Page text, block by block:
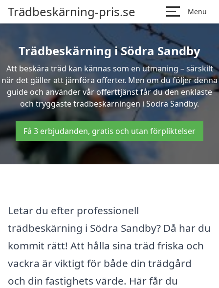
Trädbeskärning-pris.se Menu
Trädbeskärning i Södra Sandby
Att beskära träd kan kännas som en utmaning – särskilt
när det gäller att jämföra offerter. Men om du följer denna
guide och använder vår offerttjänst får du den enklaste
och tryggaste trädbeskärningen i Södra Sandby.
Få 3 erbjudanden, gratis och utan förpliktelser
Letar du efter professionell
trädbeskärning i Södra Sandby? Då har du
kommit rätt! Att hålla sina träd friska och
vackra är viktigt för både din trädgård
och din fastighets värde. Här får du